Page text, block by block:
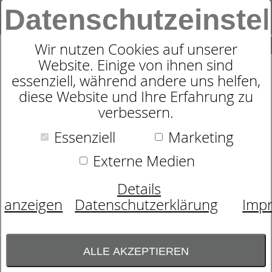
Wir nutzen Cookies auf unserer
Website. Einige von ihnen sind
essenziell, während andere uns helfen,
diese Website und Ihre Erfahrung zu
verbessern.
Essenziell
Marketing
Externe Medien
Details
anzeigen
Datenschutzerklärung
ALLE AKZEPTIEREN
SUCHE
0
Produkte Outlet BETTZEIT - Traumhafter Sommer
36 Produkte
BETTZEIT TRAUMHAFTER
SOMMER, JETZT BEI
BETTEN HÖHER IN
SOLINGEN. IHR
SPEZIALIST RUND UM
IHREN SCHLAF!
Freuen Sie sich auf einen sonnigen,
unbeschwerten Sommer. Schöner wird er